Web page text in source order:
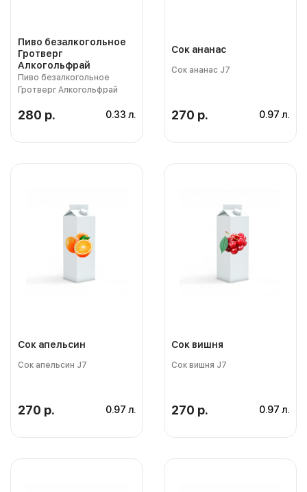
Пиво безалкогольное
Гротверг
Алкогольфрай
Пиво безалкогольное
Гротверг Алкогольфрай
280 р. 0.33 л.
Сок ананас
Сок ананас J7
270 р. 0.97 л.
Сок апельсин
Сок апельсин J7
270 р. 0.97 л.
Сок вишня
Сок вишня J7
270 р. 0.97 л.